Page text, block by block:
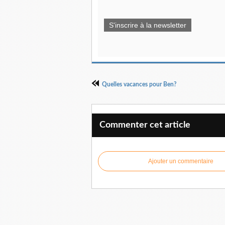
S'inscrire à la newsletter
Quelles vacances pour Ben?
Commenter cet article
Ajouter un commentaire